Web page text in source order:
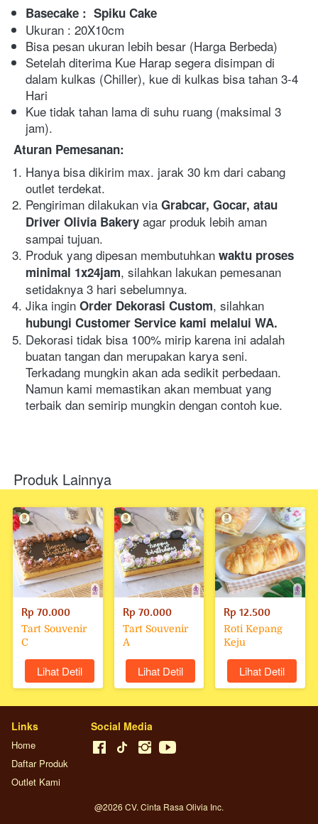
Basecake : Spiku Cake
Ukuran : 20X10cm
Bisa pesan ukuran lebih besar (Harga Berbeda)
Setelah diterima Kue Harap segera disimpan di
dalam kulkas (Chiller), kue di kulkas bisa tahan 3-4
Hari
Kue tidak tahan lama di suhu ruang (maksimal 3
jam).
Aturan Pemesanan:
Hanya bisa dikirim max. jarak 30 km dari cabang
outlet terdekat.
Pengiriman dilakukan via Grabcar, Gocar, atau
Driver Olivia Bakery agar produk lebih aman
sampai tujuan.
Produk yang dipesan membutuhkan waktu proses
minimal 1x24jam, silahkan lakukan pemesanan
setidaknya 3 hari sebelumnya.
Jika ingin Order Dekorasi Custom, silahkan
hubungi Customer Service kami melalui WA.
Dekorasi tidak bisa 100% mirip karena ini adalah
buatan tangan dan merupakan karya seni.
Terkadang mungkin akan ada sedikit perbedaan.
Namun kami memastikan akan membuat yang
terbaik dan semirip mungkin dengan contoh kue.
Produk Lainnya
Rp 70.000
Tart Souvenir
C
`Lihat Detil
Rp 70.000
Tart Souvenir
A
`
Lihat Detil
Rp 12.500
Roti Kepang
Keju
`Lihat Detil
Links
Home
Daftar Produk
Outlet Kami
Social Media
@2026 CV. Cinta Rasa Olivia Inc.